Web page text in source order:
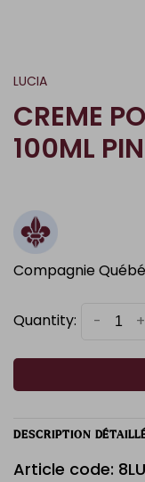
LUCIA
CREME
100ML
Compagnie
Quantity: +
-
DESCRIPTION
Article code: